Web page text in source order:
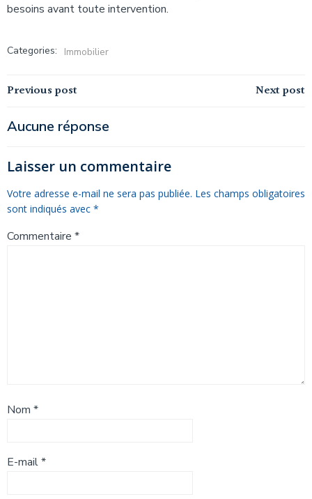
besoins avant toute intervention.
Categories: Immobilier
Navigation
de
l’article
Previous post Navigation
l’article
Next post
Aucune réponse
Laisser un commentaire
Votre adresse e-mail ne sera pas publiée. Les champs obligatoires
sont indiqués avec *
Commentaire *
Nom *
E-mail*